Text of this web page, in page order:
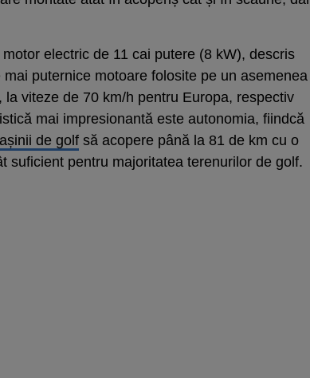
electric de 11 cai putere (8 kW), descris
puternice motoare folosite pe un asemenea
viteze de 70 km/h pentru Europa, respectiv
mai impresionantă este autonomia, fiindcă
de golf să acopere până la 81 de km cu o
suficient pentru majoritatea terenurilor de golf.